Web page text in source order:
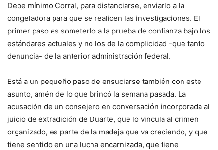
Debe mínimo Corral, para distanciarse, enviarlo a la
congeladora para que se realicen las investigaciones. El
primer paso es someterlo a la prueba de confianza bajo los
estándares actuales y no los de la complicidad -que tanto
denuncia- de la anterior administración federal.
Está a un pequeño paso de ensuciarse también con este
asunto, amén de lo que brincó la semana pasada. La
acusación de un consejero en conversación incorporada al
juicio de extradición de Duarte, que lo vincula al crimen
organizado, es parte de la madeja que va creciendo, y que
tiene sentido en una lucha encarnizada, que tiene